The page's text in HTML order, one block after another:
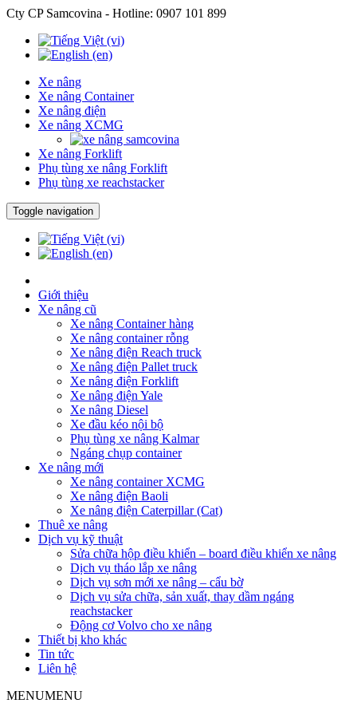
Cty CP Samcovina - Hotline: 0907 101 899
Xe nâng
Xe nâng Container
Xe nâng điện
Xe nâng XCMG
Xe nâng Forklift
Phụ tùng xe nâng Forklift
Phụ tùng xe reachstacker
Toggle navigation
Giới thiệu
Xe nâng cũ
Xe nâng Container hàng
Xe nâng container rỗng
Xe nâng điện Reach truck
Xe nâng điện Pallet truck
Xe nâng điện Forklift
Xe nâng điện Yale
Xe nâng Diesel
Xe đầu kéo nội bộ
Phụ tùng xe nâng Kalmar
Ngáng chụp container
Xe nâng mới
Xe nâng container XCMG
Xe nâng điện Baoli
Xe nâng điện Caterpillar (Cat)
Thuê xe nâng
Dịch vụ kỹ thuật
Sửa chữa hộp điều khiển – board điều khiển xe nâng
Dịch vụ tháo lắp xe nâng
Dịch vụ sơn mới xe nâng – cẩu bờ
Dịch vụ sửa chữa, sản xuất, thay dầm ngáng
reachstacker
Động cơ Volvo cho xe nâng
Thiết bị kho khác
Tin tức
Liên hệ
MENUMENU